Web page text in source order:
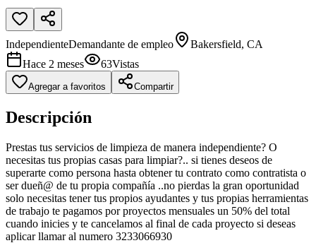
IndependienteDemandante de empleo
Bakersfield, CA
Hace 2 meses
63Vistas
Agregar a favoritos Compartir
Descripción
Prestas tus servicios de limpieza de manera independiente? O
necesitas tus propias casas para limpiar?.. si tienes deseos de
superarte como persona hasta obtener tu contrato como contratista o
ser dueñ@ de tu propia compañía ..no pierdas la gran oportunidad
solo necesitas tener tus propios ayudantes y tus propias herramientas
de trabajo te pagamos por proyectos mensuales un 50% del total
cuando inicies y te cancelamos al final de cada proyecto si deseas
aplicar llamar al numero 3233066930